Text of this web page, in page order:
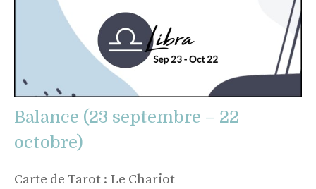
Balance (23 septembre – 22
octobre)
Carte de Tarot : Le Chariot